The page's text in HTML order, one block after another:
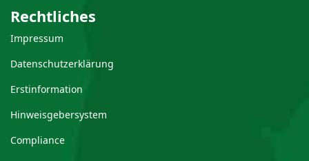
Rechtliches
Impressum
Datenschutzerklärung
Erstinformation
Hinweisgebersystem
Compliance